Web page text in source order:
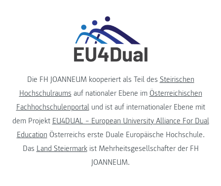
Die FH JOANNEUM kooperiert als Teil des Steirischen
Hochschulraums auf nationaler Ebene im Österreichischen
Fachhochschulenportalund ist auf internationaler Ebene mit
dem Projekt EU4DUAL – European University Alliance For Dual
Education Österreichs erste Duale Europäische Hochschule.
Das Land Steiermarkist Mehrheitsgesellschafter der FH
JOANNEUM.